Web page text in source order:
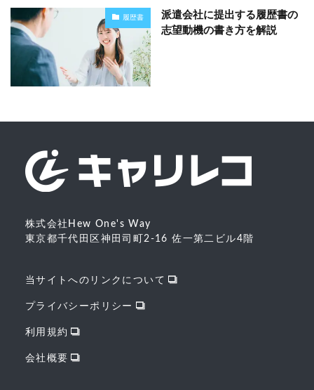
履歴書
派遣会社に提出する履歴書の
志望動機の書き方を解説
株式会社Hew One's Way
東京都千代田区神田司町2-16 佐一第二ビル4階
当サイトへのリンクについて
プライバシーポリシー
利用規約
会社概要